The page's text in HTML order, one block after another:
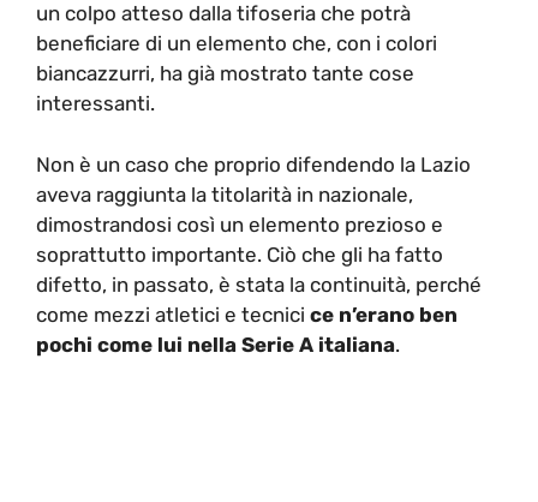
un colpo atteso dalla tifoseria che potrà
beneficiare di un elemento che, con i colori
biancazzurri, ha già mostrato tante cose
interessanti.
Non è un caso che proprio difendendo la Lazio
aveva raggiunta la titolarità in nazionale,
dimostrandosi così un elemento prezioso e
soprattutto importante. Ciò che gli ha fatto
difetto, in passato, è stata la continuità, perché
come mezzi atletici e tecnici ce n’erano ben
pochi come lui nella Serie A italiana.